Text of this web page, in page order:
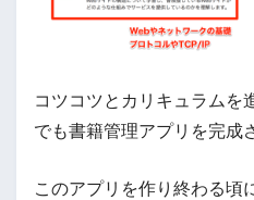
コツコツとカリキュラムを
でも書籍管理アプリを完成
このアプリを作り終わる頃